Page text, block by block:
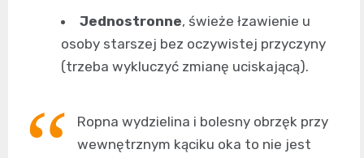
Jednostronne, świeże łzawienie u
osoby starszej bez oczywistej przyczyny
(trzeba wykluczyć zmianę uciskającą).
Ropna wydzielina i bolesny obrzęk przy
wewnętrznym kąciku oka to nie jest